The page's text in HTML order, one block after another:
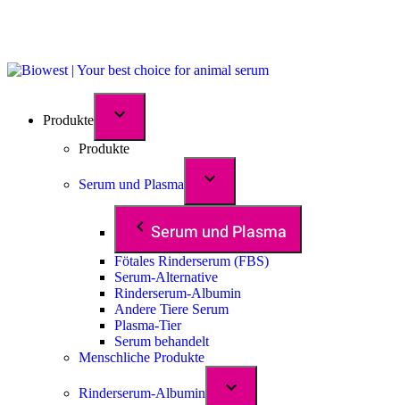
Produkte
Produkte
Serum und Plasma
Serum und Plasma
Fötales Rinderserum (FBS)
Serum-Alternative
Rinderserum-Albumin
Andere Tiere Serum
Plasma-Tier
Serum behandelt
Menschliche Produkte
Rinderserum-Albumin